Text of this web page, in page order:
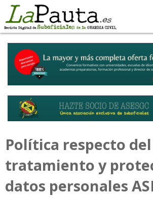
Política respecto del
tratamiento y
datos personales